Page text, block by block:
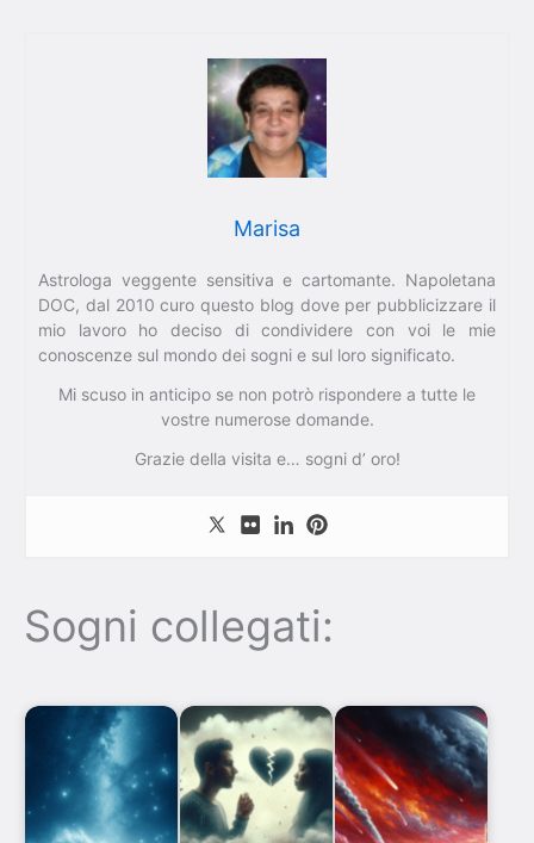
Marisa
Astrologa veggente sensitiva e cartomante. Napoletana
DOC, dal 2010 curo questo blog dove per pubblicizzare il
mio lavoro ho deciso di condividere con voi le mie
conoscenze sul mondo dei sogni e sul loro significato.
Mi scuso in anticipo se non potrò rispondere a tutte le
vostre numerose domande.
Grazie della visita e… sogni d’ oro!
Sogni collegati: